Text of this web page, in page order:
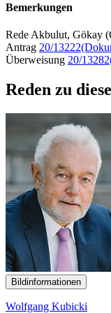
Bemerkungen
Rede Akbulut, Gökay
Antrag 20/13222
Überweisung 20/13282
Reden zu
Bildinformationen
Wolfgang Kubicki